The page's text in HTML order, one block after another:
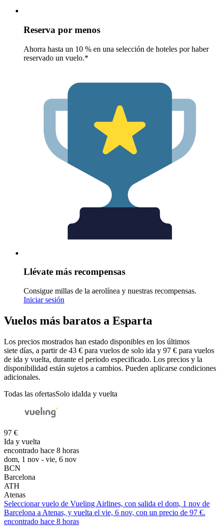
Reserva por menos
Ahorra hasta un 10 % en una selección de hoteles por haber
reservado un vuelo.*
Llévate más recompensas
Consigue millas de la aerolínea y nuestras recompensas.
Iniciar sesión
Vuelos más baratos a Esparta
Los precios mostrados han estado disponibles en los últimos
siete días, a partir de 43 € para vuelos de solo ida y 97 € para vuelos
de ida y vuelta, durante el periodo especificado. Los precios y la
disponibilidad están sujetos a cambios. Pueden aplicarse condiciones
adicionales.
Todas las ofertasSolo idaIda y vuelta
97 €
Ida y vuelta
encontrado hace 8 horas
dom, 1 nov - vie, 6 nov
BCN
Barcelona
ATH
Atenas
Seleccionar vuelo de Vueling Airlines, con salida el dom, 1 nov de
Barcelona a Atenas, y vuelta el vie, 6 nov, con un precio de 97 €.
encontrado hace 8 horas